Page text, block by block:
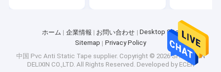
ホーム 企業情報 お問い合わせ
Desktop Site
Sitemap
Privacy Policy
中国 Pvc Anti Static Tape supplier. Copyright © 2026 SHENZHEN
DELIXIN CO.,LTD. All Rights Reserved. Developed by ECER